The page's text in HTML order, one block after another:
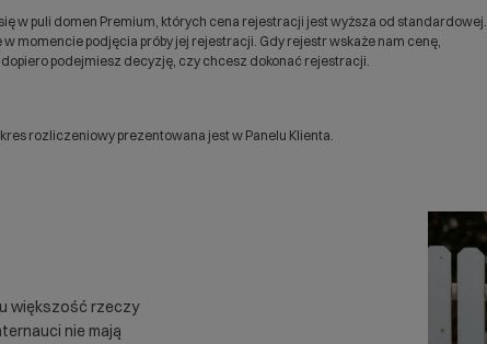
w puli domen Premium, których cena rejestracji jest wyższa od standardowej.
momencie podjęcia próby jej rejestracji. Gdy rejestr wskaże nam cenę,
podejmiesz decyzję, czy chcesz dokonać rejestracji.
rozliczeniowy prezentowana jest w Panelu Klienta.
większość rzeczy
nie mają